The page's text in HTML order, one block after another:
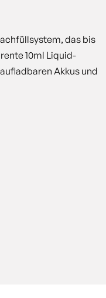
das bis
10ml Liquid-
Akkus und